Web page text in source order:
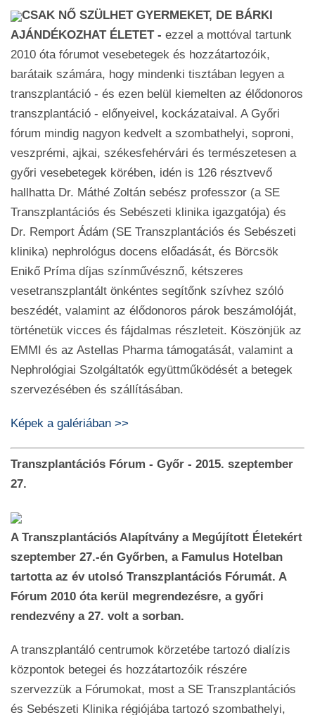
CSAK NŐ SZÜLHET GYERMEKET, DE BÁRKI
AJÁNDÉKOZHAT ÉLETET - ezzel a mottóval tartunk
2010 óta fórumot vesebetegek és hozzátartozóik,
barátaik számára, hogy mindenki tisztában legyen a
transzplantáció - és ezen belül kiemelten az élődonoros
transzplantáció - előnyeivel, kockázataival. A Győri
fórum mindig nagyon kedvelt a szombathelyi, soproni,
veszprémi, ajkai, székesfehérvári és természetesen a
győri vesebetegek körében, idén is 126 résztvevő
hallhatta Dr. Máthé Zoltán sebész professzor (a SE
Transzplantációs és Sebészeti klinika igazgatója) és
Dr. Remport Ádám (SE Transzplantációs és Sebészeti
klinika) nephrológus docens előadását, és Börcsök
Enikő Príma díjas színművésznő, kétszeres
vesetranszplantált önkéntes segítőnk szívhez szóló
beszédét, valamint az élődonoros párok beszámolóját,
történetük vicces és fájdalmas részleteit. Köszönjük az
EMMI és az Astellas Pharma támogatását, valamint a
Nephrológiai Szolgáltatók együttműködését a betegek
szervezésében és szállításában.
Képek a galériában >>
Transzplantációs Fórum - Győr - 2015. szeptember
27.
A Transzplantációs Alapítvány a Megújított Életekért
szeptember 27.-én Győrben, a Famulus Hotelban
tartotta az év utolsó Transzplantációs Fórumát. A
Fórum 2010 óta kerül megrendezésre, a győri
rendezvény a 27. volt a sorban.
A transzplantáló centrumok körzetébe tartozó dialízis
központok betegei és hozzátartozóik részére
szervezzük a Fórumokat, most a SE Transzplantációs
és Sebészeti Klinika régiójába tartozó szombathelyi,